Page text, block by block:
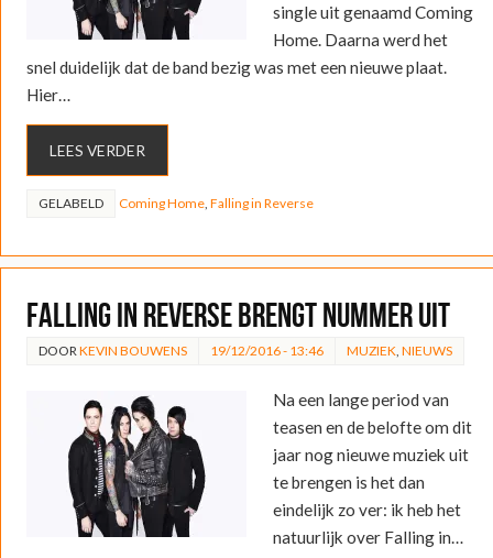
single uit genaamd Coming
Home. Daarna werd het
snel duidelijk dat de band bezig was met een nieuwe plaat.
Hier…
LEES VERDER
GELABELD Coming Home, Falling in Reverse
Falling in Reverse brengt nummer uit
DOOR KEVIN BOUWENS 19/12/2016 - 13:46 MUZIEK NIEUWS
Na een lange period van
teasen en de belofte om dit
jaar nog nieuwe muziek uit
te brengen is het dan
eindelijk zo ver: ik heb het
natuurlijk over Falling in…